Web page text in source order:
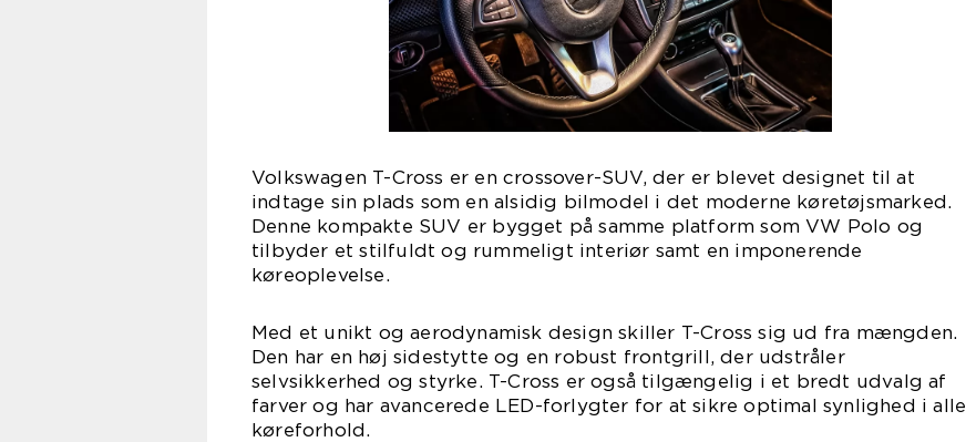
Volkswagen T-Cross er en crossover-SUV, der er blevet designet til at
indtage sin plads som en alsidig bilmodel i det moderne køretøjsmarked.
Denne kompakte SUV er bygget på samme platform som VW Polo og
tilbyder et stilfuldt og rummeligt interiør samt en imponerende
køreoplevelse.
Med et unikt og aerodynamisk design skiller T-Cross sig ud fra mængden.
Den har en høj sidestytte og en robust frontgrill, der udstråler
selvsikkerhed og styrke. T-Cross er også tilgængelig i et bredt udvalg af
farver og har avancerede LED-forlygter for at sikre optimal synlighed i alle
køreforhold.